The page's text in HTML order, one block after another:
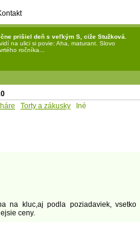
prišiel deň s veľkým S, ciže Stužková.
na ulici si povie: Aha, maturant. Slovo
ročníka...
Torty a zákusky Iné
na kluc,aj podla poziadaviek, vsetko
ceny.